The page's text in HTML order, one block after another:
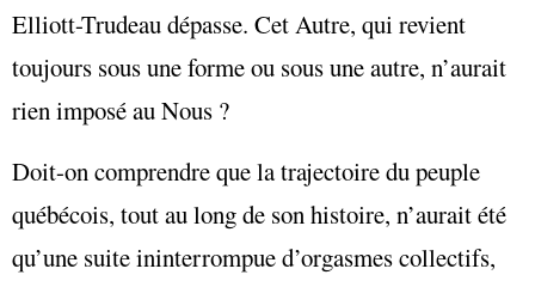
Elliott-Trudeau dépasse. Cet Autre, qui revient
toujours sous une forme ou sous une autre, n’aurait
rien imposé au Nous ?
Doit-on comprendre que la trajectoire du peuple
québécois, tout au long de son histoire, n’aurait été
qu’une suite ininterrompue d’orgasmes collectifs,